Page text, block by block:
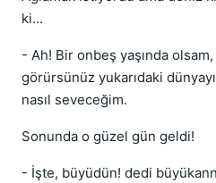
ki...
- Ah! Bir onbeş yaşında
görürsünüz yukarıdaki
nasıl seveceğim.
Sonunda o güzel gün geldi!
- İşte, büyüdün! dedi